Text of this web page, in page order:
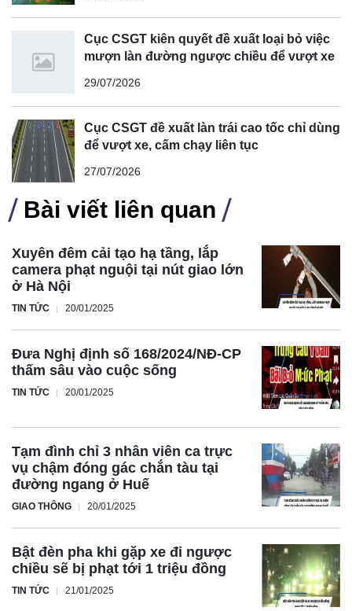
Cục CSGT kiên quyết đề xuất loại bỏ việc
mượn làn đường ngược chiều để vượt xe
29/07/2026
Cục CSGT đề xuất làn trái cao tốc chỉ dùng
để vượt xe, cấm chạy liên tục
27/07/2026
Bài viết liên quan
Xuyên đêm cải tạo hạ tầng, lắp
camera phạt nguội tại nút giao lớn
ở Hà Nội
TIN TỨC 20/01/2025
Đưa Nghị định số 168/2024/NĐ-CP
thấm sâu vào cuộc sống
TIN TỨC 20/01/2025
Tạm đình chỉ 3 nhân viên ca trực
vụ chậm đóng gác chắn tàu tại
đường ngang ở Huế
GIAO THÔNG 20/01/2025
Bật đèn pha khi gặp xe đi ngược
chiều sẽ bị phạt tới 1 triệu đồng
TIN TỨC 21/01/2025